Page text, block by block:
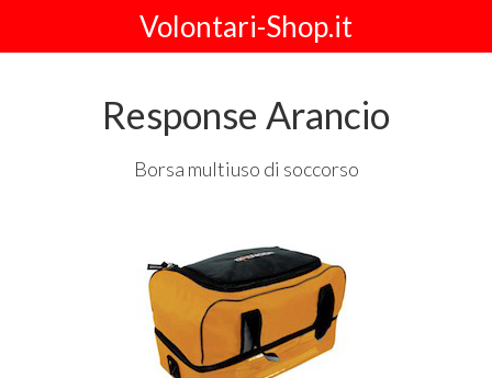
Volontari-Shop.it
Response Arancio
Borsa multiuso di soccorso